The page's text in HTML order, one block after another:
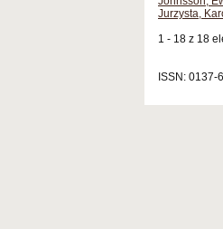
Jurzysta,
1 - 18 z 18
ISSN: 0137-